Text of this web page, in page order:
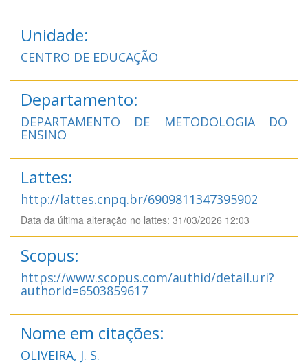
Unidade:
CENTRO DE EDUCAÇÃO
Departamento:
DEPARTAMENTO DE METODOLOGIA DO
ENSINO
Lattes:
http://lattes.cnpq.br/6909811347395902
Data da última alteração no lattes: 31/03/2026 12:03
Scopus:
https://www.scopus.com/authid/detail.uri?
authorId=6503859617
Nome em citações:
OLIVEIRA, J. S.